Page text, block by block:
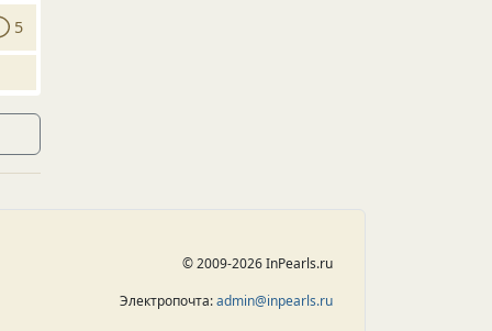
5
© 2009-2026 InPearls.ru
Электропочта:admin@inpearls.ru